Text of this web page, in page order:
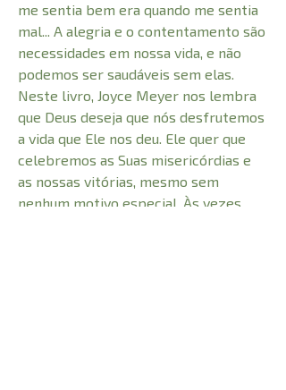
me sentia bem era quando me sentia
mal... A alegria e o contentamento são
necessidades em nossa vida, e não
podemos ser saudáveis sem elas.
Neste livro, Joyce Meyer nos lembra
que Deus deseja que nós desfrutemos
a vida que Ele nos deu. Ele quer que
celebremos as Suas misericórdias e
as nossas vitórias, mesmo sem
nenhum motivo especial. Às vezes